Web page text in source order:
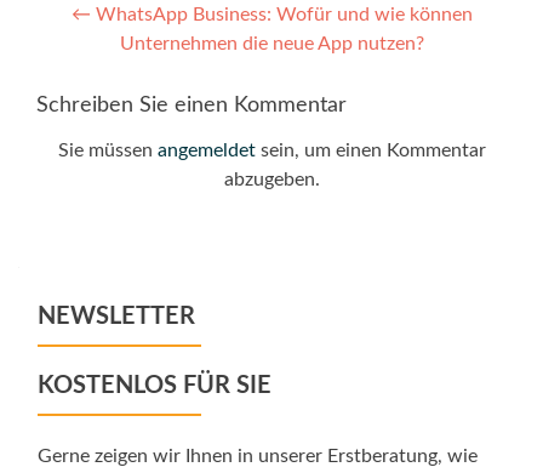
Post
navigation
← WhatsApp Business: Wofür und wie können
Unternehmen die neue App nutzen?
Schreiben Sie einen Kommentar
Sie müssen angemeldetsein, um einen Kommentar
abzugeben.
NEWSLETTER
KOSTENLOS FÜR SIE
Gerne zeigen wir Ihnen in unserer Erstberatung, wie